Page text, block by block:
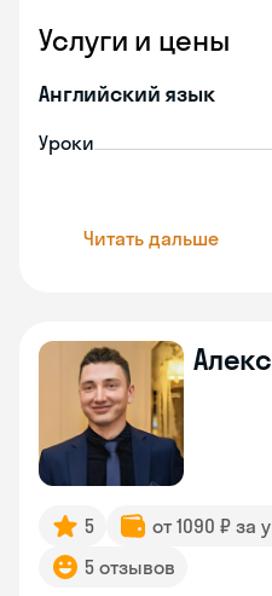
Услуги и цены
Английский язык
Уроки
Читать дальше
5 от 1090 ₽ за
5 отзывов